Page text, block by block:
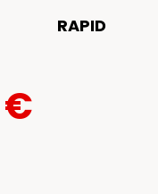
RAPID
€